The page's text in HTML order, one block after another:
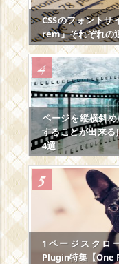
CSSのフォント
rem』それぞれの
ページを縦横斜
することが出来
4選
1ページスクロ
Plugin特集【One